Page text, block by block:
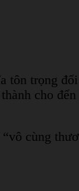
tôn trọng
cho
cùng